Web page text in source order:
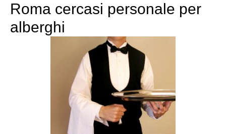
Roma cercasi personale per
alberghi